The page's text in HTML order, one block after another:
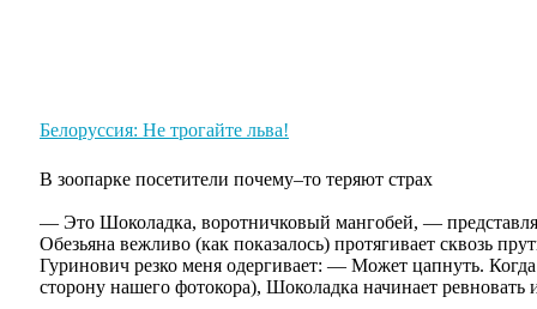
Белоруссия: Не трогайте льва!
В зоопарке посетители почему–то теряют страх
— Это Шоколадка, воротничковый мангобей, —
Обезьяна вежливо (как показалось) протягивает сквозь
Гуринович резко меня одергивает: — Может цапнуть.
сторону нашего фотокора), Шоколадка начинает ревновать